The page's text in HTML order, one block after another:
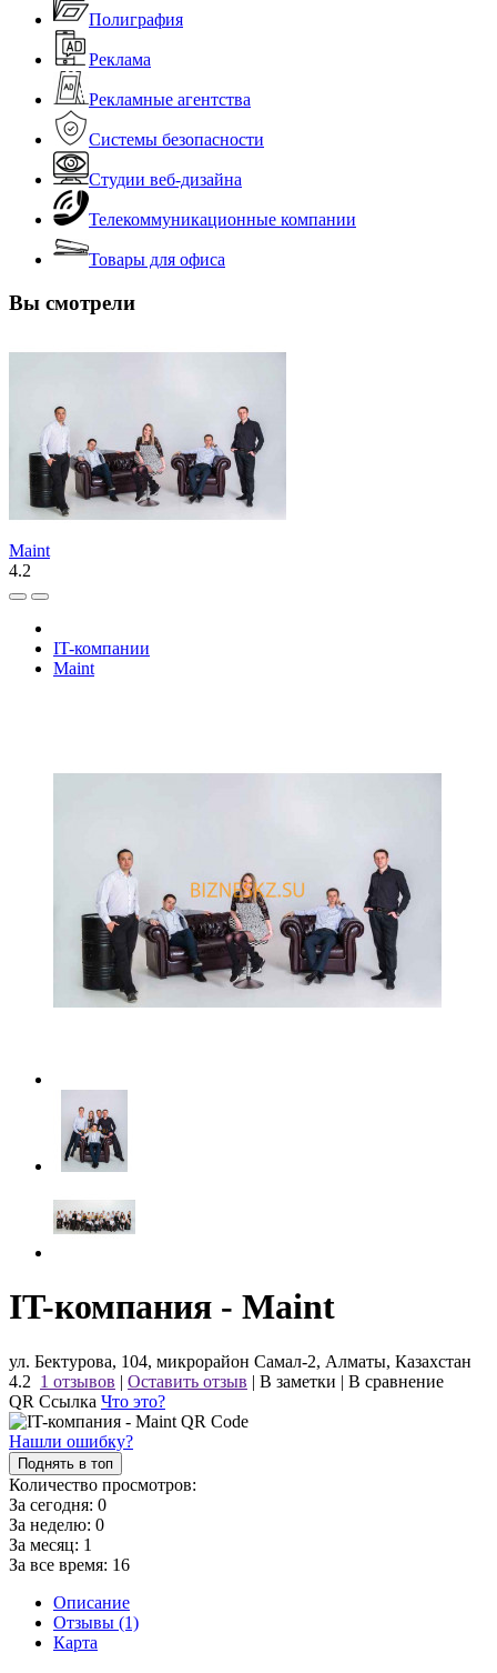
Полиграфия
Реклама
Рекламные агентства
Системы безопасности
Студии веб-дизайна
Телекоммуникационные компании
Товары для офиса
Вы смотрели
Maint
4.2
IT-компании
Maint
IT-компания - Maint
ул. Бектурова, 104, микрорайон Самал-2, Алматы, Казахстан
4.2 1 отзывов | Оставить отзыв | В заметки | В сравнение
QR Ссылка Что это?
Нашли ошибку?
Поднять в топ
Количество просмотров:
За сегодня: 0
За неделю: 0
За месяц: 1
За все время: 16
Описание
Отзывы (1)
Карта